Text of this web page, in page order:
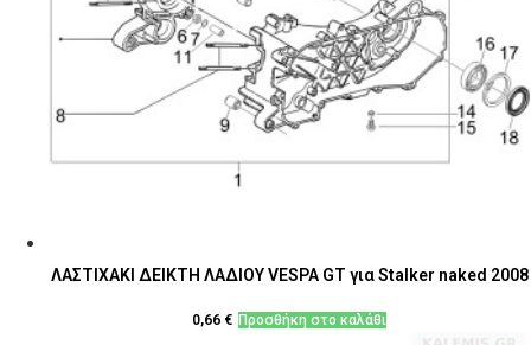
ΛΑΣΤΙΧΑΚΙ ΔΕΙΚΤΗ ΛΑΔΙΟΥ VESPA GT για Stalker naked 2008
0,66 € Προσθήκη στο καλάθι